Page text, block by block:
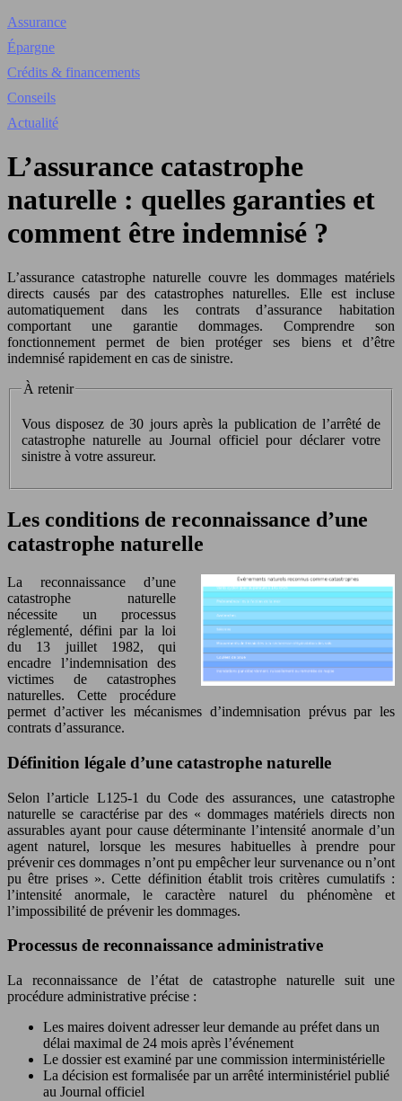
Assurance
Épargne
Crédits & financements
Conseils
Actualité
L’assurance catastrophe
naturelle : quelles garanties et
comment être indemnisé ?
L’assurance catastrophe naturelle couvre les dommages matériels
directs causés par des catastrophes naturelles. Elle est incluse
automatiquement dans les contrats d’assurance habitation
comportant une garantie dommages. Comprendre son
fonctionnement permet de bien protéger ses biens et d’être
indemnisé rapidement en cas de sinistre.
À retenir
Vous disposez de 30 jours après la publication de l’arrêté de
catastrophe naturelle au Journal officiel pour déclarer votre
sinistre à votre assureur.
Les conditions de reconnaissance d’une
catastrophe naturelle
La reconnaissance d’une
catastrophe naturelle
nécessite un processus
réglementé, défini par la loi
du 13 juillet 1982, qui
encadre l’indemnisation des
victimes de catastrophes
naturelles. Cette procédure
permet d’activer les mécanismes d’indemnisation prévus par les
contrats d’assurance.
Définition légale d’une catastrophe naturelle
Selon l’article L125-1 du Code des assurances, une catastrophe
naturelle se caractérise par des « dommages matériels directs non
assurables ayant pour cause déterminante l’intensité anormale d’un
agent naturel, lorsque les mesures habituelles à prendre pour
prévenir ces dommages n’ont pu empêcher leur survenance ou n’ont
pu être prises ». Cette définition établit trois critères cumulatifs :
l’intensité anormale, le caractère naturel du phénomène et
l’impossibilité de prévenir les dommages.
Processus de reconnaissance administrative
La reconnaissance de l’état de catastrophe naturelle suit une
procédure administrative précise :
Les maires doivent adresser leur demande au préfet dans un
délai maximal de 24 mois après l’événement
Le dossier est examiné par une commission interministérielle
La décision est formalisée par un arrêté interministériel publié
au Journal officiel